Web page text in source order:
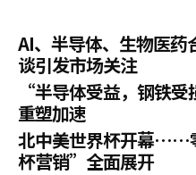
AI、半导体、生物医
谈引发市场关注
“半导体受益，钢铁
重塑加速
北中美世界杯开幕……
杯营销”全面展开